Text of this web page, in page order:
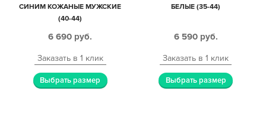
СИНИМ КОЖАНЫЕ МУЖСКИЕ
(40-44)
6 690 руб.
Заказать в 1 клик
Выбрать размер
БЕЛЫЕ (35-44)
6 590 руб.
Заказать в 1 клик
Выбрать размер